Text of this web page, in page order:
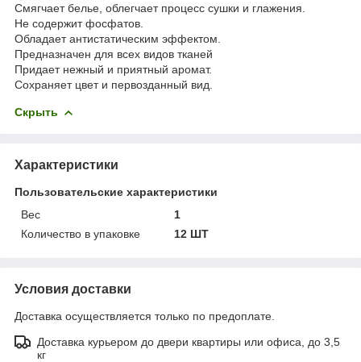
Смягчает белье, облегчает процесс сушки и глажения.
Не содержит фосфатов.
Обладает антистатическим эффектом.
Предназначен для всех видов тканей
Придает нежный и приятный аромат.
Сохраняет цвет и первозданный вид.
Скрыть
Характеристики
Пользовательские характеристики
Вес
1
Количество в упаковке
12 ШТ
Условия доставки
Доставка осуществляется только по предоплате.
Доставка курьером до двери квартиры или офиса, до 3,5
кг